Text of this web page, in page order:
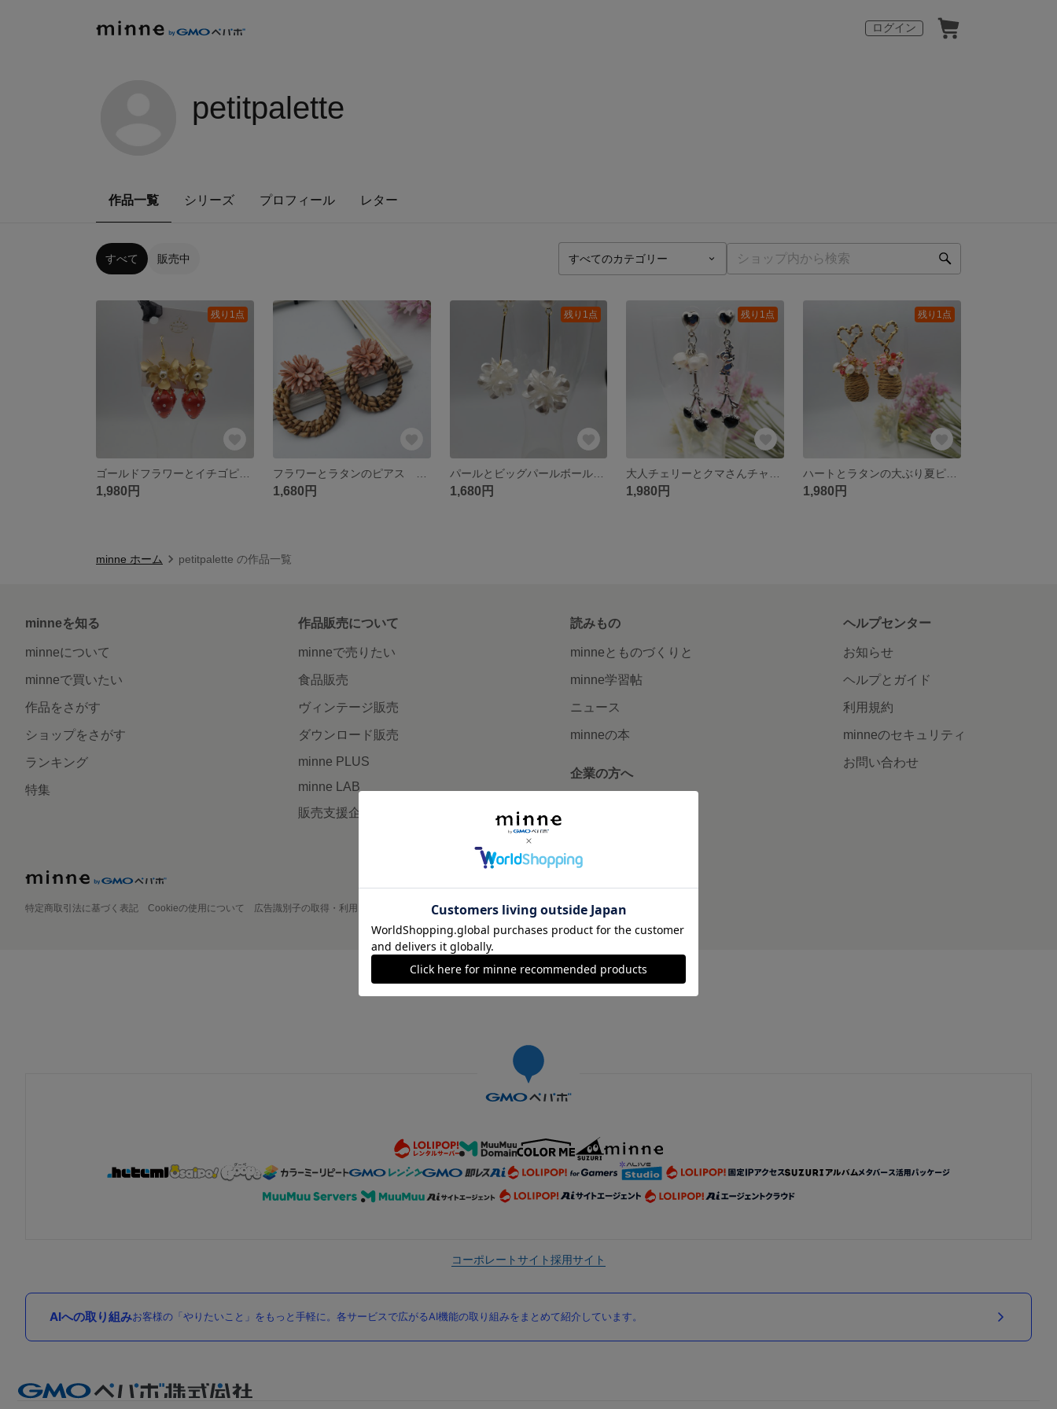
ログイン
petitpalette
作品一覧 シリーズ プロフィール レター
すべて 販売中
残り1点
1,980円 1,680円
残り1点
パールとビッグパールボールのピアス
1,680円
残り1点
1,980円
残り1点
1,980円
minne ホーム petitpalette の作品一覧
minneを知る
minneについて
minneで買いたい
作品をさがす
ショップをさがす
ランキング
特集
作品販売について
minneで売りたい
食品販売
ヴィンテージ販売
ダウンロード販売
minne PLUS
minne LAB
販売支援企画・イベント
読みもの
minneとものづくりと
minne学習帖
ニュース
minneの本
企業の方へ
ヘルプセンター
お知らせ
ヘルプとガイド
利用規約
minneのセキュリティ
お問い合わせ
特定商取引法に基づく表記 Cookieの使用について 広告識別子の取得・利用 プライバシーポリシー 会社概要 採用情報 メディアキット
©GMO Pepabo, Inc. All rights reserved.
コーポレートサイト採用サイト
AIへの取り組みお客様の「やりたいこと」をもっと手軽に。各サービスで広がるAI機能の取り組みをまとめて紹介しています。